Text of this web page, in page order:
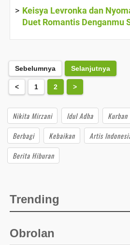
Keisya Levronka dan
Duet Romantis Denganmu
Sebelumnya Selanjutnya
< 1 2 >
Nikita Mirzani Idul Adha Kurban
Berbagi
Kebaikan Artis
Berita Hiburan
Trending
Obrolan